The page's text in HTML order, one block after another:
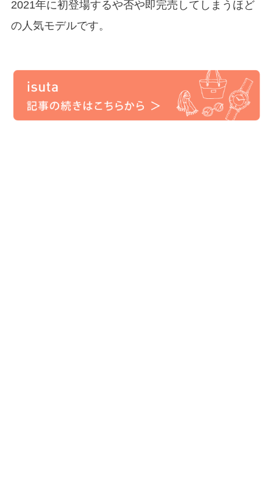
2021年に初登場するや否や即完売してしまうほど
の人気モデルです。